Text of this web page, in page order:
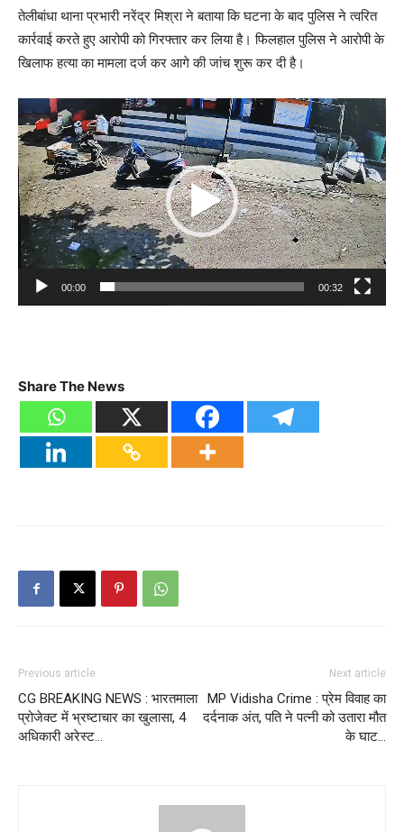
तेलीबांधा थाना प्रभारी नरेंद्र मिश्रा ने बताया कि घटना के बाद पुलिस ने त्वरित
कार्रवाई करते हुए आरोपी को गिरफ्तार कर लिया है। फिलहाल पुलिस ने आरोपी के
खिलाफ हत्या का मामला दर्ज कर आगे की जांच शुरू कर दी है।
Video
Player
00:00 00:32
Share The News
Previous article
CG BREAKING NEWS : भारतमाला
प्रोजेक्ट में भ्रष्टाचार का खुलासा, 4
अधिकारी अरेस्ट…
Next article
MP Vidisha Crime : प्रेम विवाह का
दर्दनाक अंत, पति ने पत्नी को उतारा मौत
के घाट…